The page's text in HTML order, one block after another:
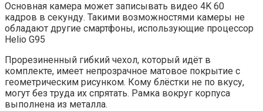
Основная камера может записывать видео 4K 60
кадров в секунду. Такими возможностями камеры не
обладают другие смартфоны, использующие процессор
Helio G95
Прорезиненный гибкий чехол, который идёт в
комплекте, имеет непрозрачное матовое покрытие с
геометрическим рисунком. Кому блёстки не по вкусу,
могут без труда их спрятать. Рамка вокруг корпуса
выполнена из металла.